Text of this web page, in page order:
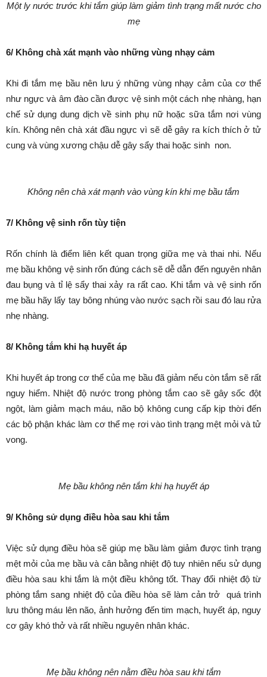
Một ly nước trước khi tắm giúp làm giảm tình trạng mất nước cho
mẹ
6/ Không chà xát mạnh vào những vùng nhạy cảm
Khi đi tắm mẹ bầu nên lưu ý những vùng nhạy cảm của cơ thể
như ngực và âm đào cần được vệ sinh một cách nhẹ nhàng, hạn
chế sử dụng dung dịch về sinh phụ nữ hoặc sữa tắm nơi vùng
kín. Không nên chà xát đầu ngực vì sẽ dễ gây ra kích thích ở tử
cung và vùng xương chậu dễ gây sẩy thai hoặc sinh non.
Không nên chà xát mạnh vào vùng kín khimẹ bầu tắm
7/ Không vệ sinh rốn tùy tiện
Rốn chính là điểm liên kết quan trọng giữa mẹ và thai nhi. Nếu
mẹ bầu không vệ sinh rốn đúng cách sẽ dễ dẫn đến nguyên nhân
đau bụng và tỉ lệ sẩy thai xảy ra rất cao. Khi tắm và vệ sinh rốn
mẹ bầu hãy lấy tay bông nhúng vào nước sạch rồi sau đó lau rửa
nhẹ nhàng.
8/ Không tắm khi hạ huyết áp
Khi huyết áp trong cơ thể của mẹ bầu đã giảm nếu còn tắm sẽ rất
nguy hiểm. Nhiệt độ nước trong phòng tắm cao sẽ gây sốc đột
ngột, làm giảm mạch máu, não bộ không cung cấp kịp thời đến
các bộ phận khác làm cơ thể mẹ rơi vào tình trạng mệt mỏi và tử
vong.
Mẹ bầu không nên tắm khi hạ huyết áp
9/ Không sử dụng điều hòa sau khi tắm
Việc sử dụng điều hòa sẽ giúp mẹ bầu làm giảm được tình trạng
mệt mỏi của mẹ bầu và cân bằng nhiệt độ tuy nhiên nếu sử dụng
điều hòa sau khi tắm là một điều không tốt. Thay đổi nhiệt độ từ
phòng tắm sang nhiệt độ của điều hòa sẽ làm cản trở quá trình
lưu thông máu lên não, ảnh hưởng đến tim mạch, huyết áp, nguy
cơ gây khó thở và rất nhiều nguyên nhân khác.
Mẹ bầu không nên nằm điều hòa sau khi tắm